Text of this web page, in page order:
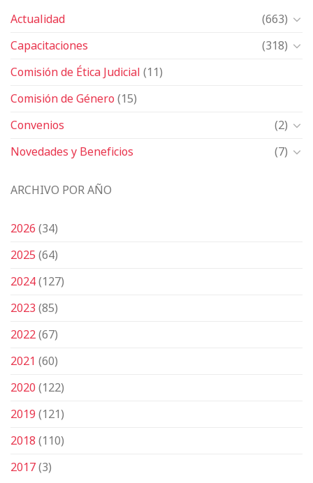
Actualidad
(663)
Capacitaciones
(318)
Comisión de Ética Judicial(11)
Comisión de Género(15)
Convenios
(2)
Novedades y Beneficios
(7)
ARCHIVO POR AÑO
2026(34)
2025(64)
2024(127)
2023(85)
2022(67)
2021 (60)
2020(122)
2019(121)
2018(110)
2017(3)